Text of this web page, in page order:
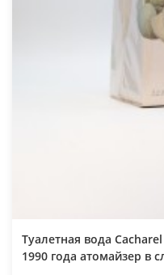
Туалетная вода
1990 года атомайзер в